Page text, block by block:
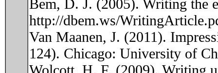
Bem, D. J. (2005). Writing the
http://dbem.ws/
Van Maanen, J. (2011).
124). Chicago: University of